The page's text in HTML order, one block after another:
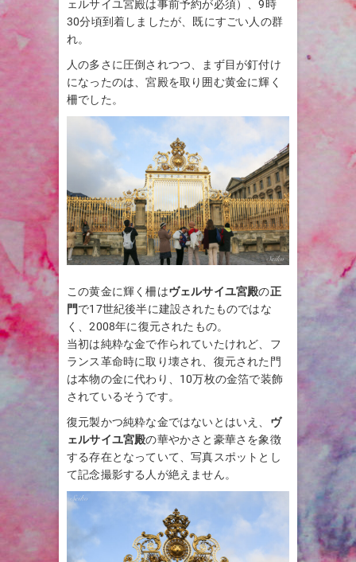
ェルサイユ宮殿は事前予約が必須）、9時
30分頃到着しましたが、既にすごい人の群
れ。
人の多さに圧倒されつつ、まず目が釘付け
になったのは、宮殿を取り囲む黄金に輝く
柵でした。
この黄金に輝く柵はヴェルサイユ宮殿の正
門で17世紀後半に建設されたものではな
く、2008年に復元されたもの。
当初は純粋な金で作られていたけれど、フ
ランス革命時に取り壊され、復元された門
は本物の金に代わり、10万枚の金箔で装飾
されているそうです。
復元製かつ純粋な金ではないとはいえ、 ヴ
ェルサイユ宮殿の華やかさと豪華さを象徴
する存在となっていて、写真スポットとし
て記念撮影する人が絶えません。